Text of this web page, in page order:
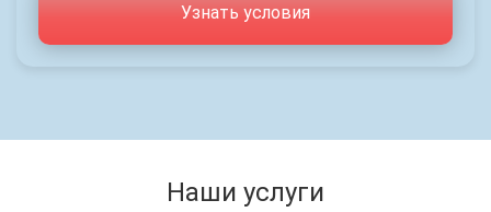
Узнать условия
Наши услуги